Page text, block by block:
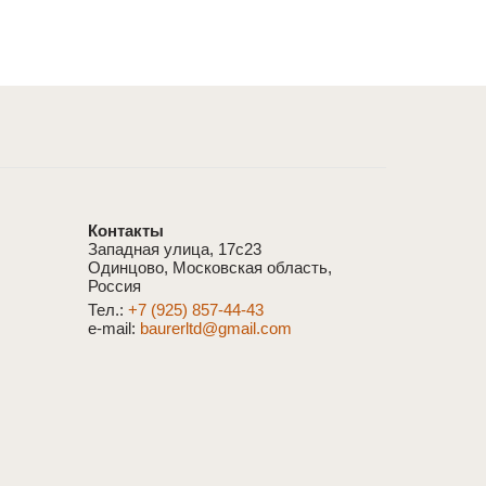
Контакты
Западная улица, 17с23
Одинцово, Московская область,
Россия
Тел.: +7 (925) 857-44-43
e-mail: baurerltd@gmail.com